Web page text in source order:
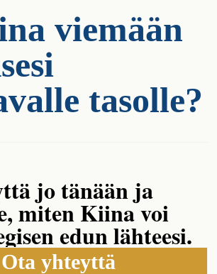
viemään
tasolle?
jo tänään ja
miten Kiina voi
edun lähteesi.
Ota yhteyttä